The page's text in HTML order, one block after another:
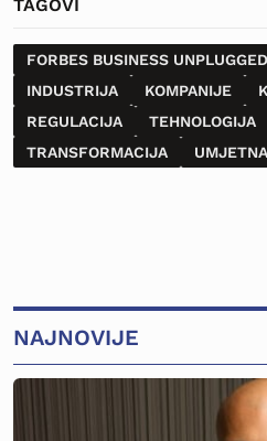
TAGOVI
FORBES BUSINESS UNPLUGGED
INDUSTRIJA
KOMPANIJE
REGULACIJA
TEHNOLOGIJA
TRANSFORMACIJA
NAJNOVIJE